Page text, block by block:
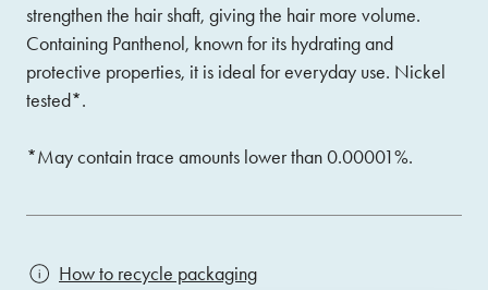
strengthen the hair shaft, giving the hair more volume.
Containing Panthenol, known for its hydrating and
protective properties, it is ideal for everyday use. Nickel
tested*.
*May contain trace amounts lower than 0.00001%.
How to recycle packaging